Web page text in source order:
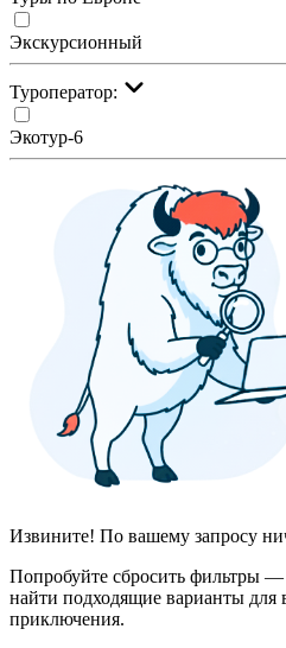
Экскурсионный
Туроператор:
Экотур-6
Извините! По вашему запросу
Попробуйте сбросить фильтры
найти подходящие варианты для
приключения.